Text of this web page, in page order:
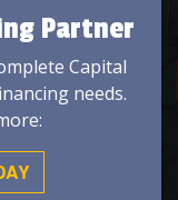
Partner
Capital
needs.